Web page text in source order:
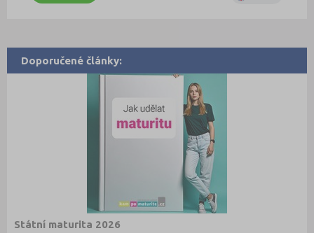
Doporučené články:
Státní maturita 2026